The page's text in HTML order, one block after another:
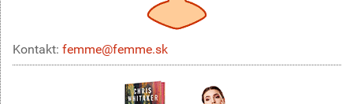
Kontakt: femme@femme.sk